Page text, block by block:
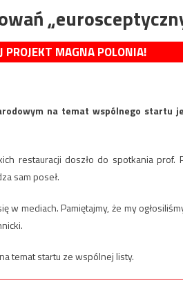
PROJEKT MAGNA POLONIA!
na temat wspólnego startu
restauracji doszło do spotkania prof.
sam poseł.
mediach. Pamiętajmy, że my
temat startu ze wspólnej listy.